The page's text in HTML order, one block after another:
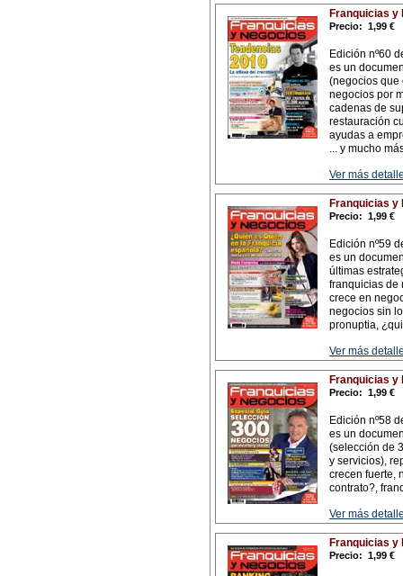
Franquicias y
Precio: 1,99 €
Edición nº60
es un
(negocios que
negocios por
cadenas de
restauración
ayudas a
... y mucho
Ver más
Franquicias y
Precio: 1,99 €
Edición nº59
es un
últimas
franquicias de
crece en
negocios sin
pronuptia,
Ver más
Franquicias y
Precio: 1,99 €
Edición nº58
es un
(selección de
y servicios),
crecen fuerte,
contrato?,
Ver más
Franquicias y
Precio: 1,99 €